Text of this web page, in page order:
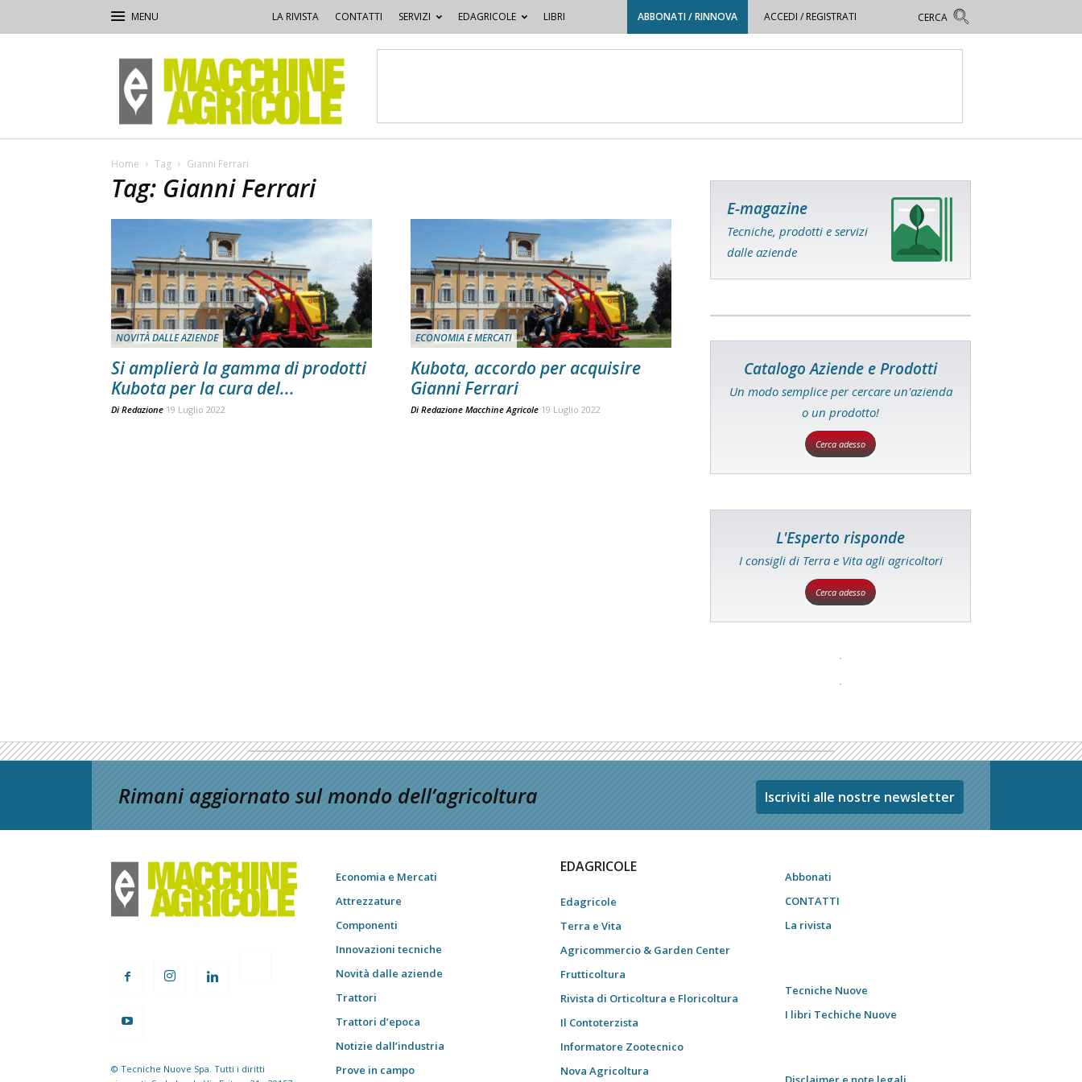
LA RIVISTA CONTATTI SERVIZI EDAGRICOLE LIBRI ABBONATI / RINNOVA ACCEDI / REGISTRATI
Macchine
Agricole
Home Tag Gianni Ferrari
Tag: Gianni Ferrari
NOVITÀ DALLE AZIENDE
Si amplierà la gamma di prodotti
Kubota per la cura del...
Di Redazione 19 Luglio 2022
ECONOMIA E MERCATI
Kubota, accordo per acquisire
Gianni Ferrari
Di Redazione Macchine Agricole 19 Luglio 2022
E-magazine
Tecniche, prodotti e servizi
dalle aziende
Catalogo Aziende e Prodotti
Un modo semplice per cercare un'azienda
o un prodotto!
Cerca adesso
L'Esperto risponde
I consigli di Terra e Vita agli agricoltori
Cerca adesso
Rimani aggiornato sul mondo dell’agricoltura Iscriviti alle nostre newsletter
© Tecniche Nuove Spa. Tutti i diritti
Economia e Mercati
Attrezzature
Componenti
Innovazioni tecniche
Novità dalle aziende
Trattori
Trattori d’epoca
Notizie dall’industria
Prove in campo
EDAGRICOLE
Edagricole
Terra e Vita
Agricommercio & Garden Center
Frutticoltura
Rivista di Orticoltura e Floricoltura
Il Contoterzista
Informatore Zootecnico
Nova Agricoltura
Abbonati
CONTATTI
La rivista
Tecniche Nuove
I libri Techiche Nuove